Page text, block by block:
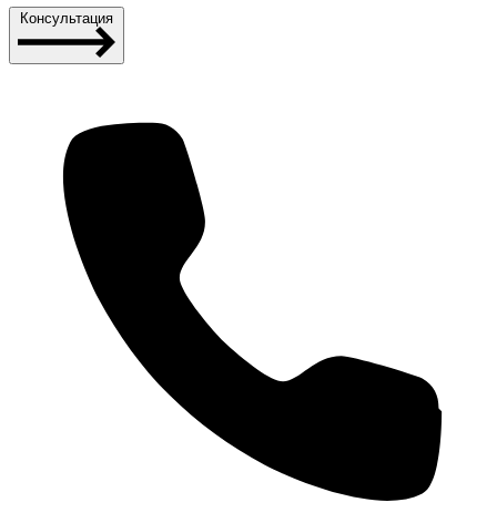
Консультация